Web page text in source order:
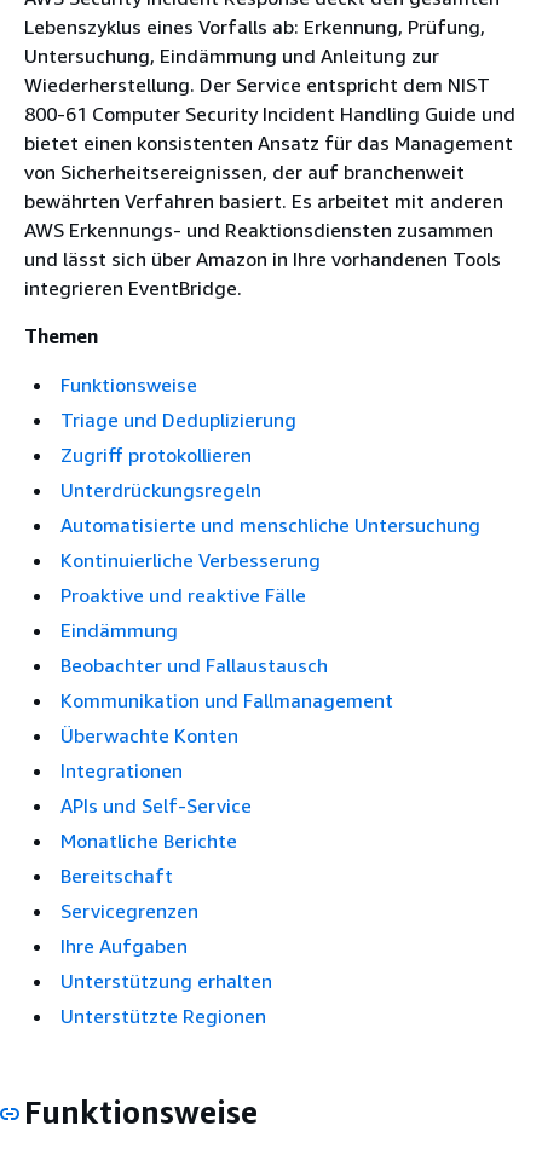
Lebenszyklus eines Vorfalls ab: Erkennung, Prüfung,
Untersuchung, Eindämmung und Anleitung zur
Wiederherstellung. Der Service entspricht dem NIST
800-61 Computer Security Incident Handling Guide und
bietet einen konsistenten Ansatz für das Management
von Sicherheitsereignissen, der auf branchenweit
bewährten Verfahren basiert. Es arbeitet mit anderen
AWS Erkennungs- und Reaktionsdiensten zusammen
und lässt sich über Amazon in Ihre vorhandenen Tools
integrieren EventBridge.
Themen
Funktionsweise
Triage und Deduplizierung
Zugriff protokollieren
Unterdrückungsregeln
Automatisierte und menschliche Untersuchung
Kontinuierliche Verbesserung
Proaktive und reaktive Fälle
Eindämmung
Beobachter und Fallaustausch
Kommunikation und Fallmanagement
Überwachte Konten
Integrationen
APIs und Self-Service
Monatliche Berichte
Bereitschaft
Servicegrenzen
Ihre Aufgaben
Unterstützung erhalten
Unterstützte Regionen
Funktionsweise